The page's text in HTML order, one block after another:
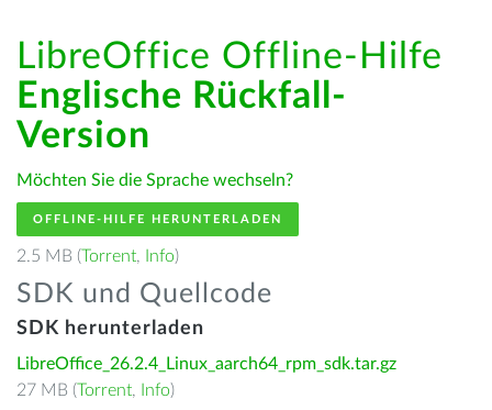
LibreOffice Offline-Hilfe
Englische Rückfall-
Version
Möchten Sie die Sprache wechseln?
OFFLINE-HILFE HERUNTERLADEN
2.5 MB (Torrent, Info)
SDK und Quellcode
SDK herunterladen
LibreOffice_26.2.4_Linux_aarch64_rpm_sdk.tar.gz
27 MB (Torrent, Info)